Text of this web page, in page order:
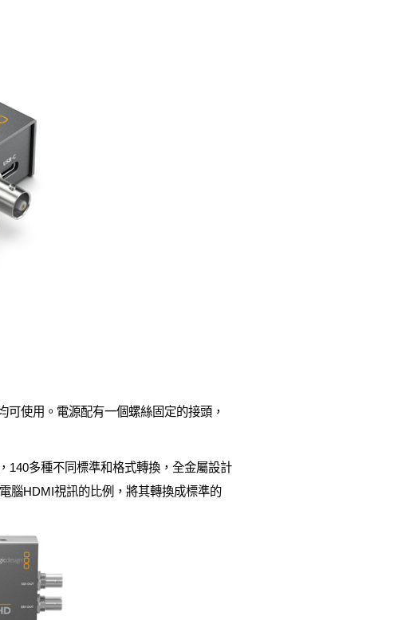
使用。電源配有一個螺絲固定的接頭，
140多種不同標準和格式轉換，全金屬設計
腦HDMI視訊的比例，將其轉換成標準的